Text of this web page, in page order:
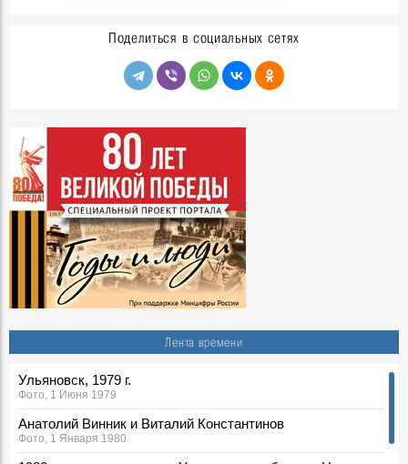
Лента времени
Ульяновск, 1979 г.
Фото, 1 Июня 1979
Анатолий Винник и Виталий Константинов
Фото, 1 Января 1980
Поделиться в социальных сетях